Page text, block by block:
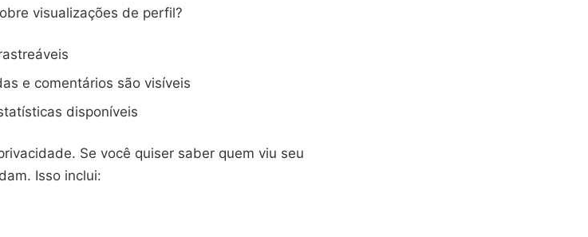
visualizações de perfil?
e comentários são visíveis
disponíveis
Se você quiser saber quem viu seu
Isso inclui: